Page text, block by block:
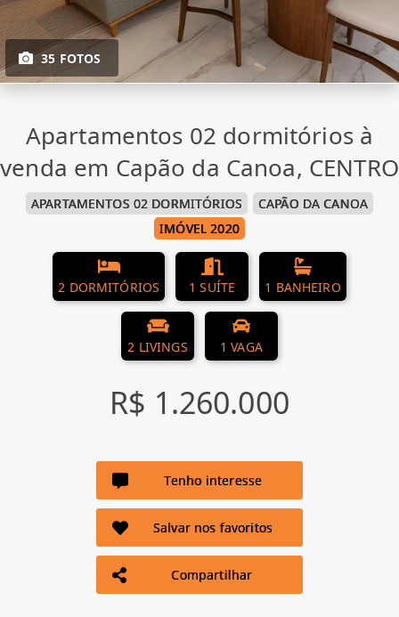
35 FOTOS
Apartamentos 02 dormitórios à
venda em Capão da Canoa, CENTRO
APARTAMENTOS 02 DORMITÓRIOS
CAPÃO DA CANOA
IMÓVEL 2020
2 DORMITÓRIOS 1 SUÍTE 1 BANHEIRO
2 LIVINGS 1 VAGA
R$ 1.260.000
Tenho interesse
Salvar nos favoritos
Compartilhar